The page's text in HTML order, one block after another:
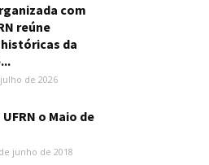
com
reúne
da
de 2026
o Maio de
junho de 2018